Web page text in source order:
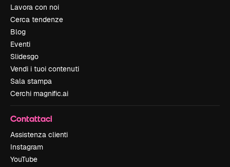
Lavora con noi
Cerca tendenze
Blog
Eventi
Slidesgo
Vendi i tuoi contenuti
Sala stampa
Cerchi magnific.ai
Contattaci
Assistenza clienti
Instagram
YouTube